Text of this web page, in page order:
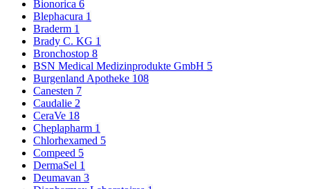
Bionorica 6
Blephacura 1
Braderm 1
Brady C. KG 1
Bronchostop 8
BSN Medical Medizinprodukte GmbH 5
Burgenland Apotheke 108
Canesten 7
Caudalie 2
CeraVe 18
Cheplapharm 1
Chlorhexamed 5
Compeed 5
DermaSel 1
Deumavan 3